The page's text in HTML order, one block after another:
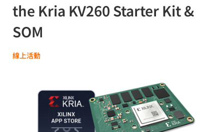
the Kria KV260 Starter Kit &
SOM
線上活動